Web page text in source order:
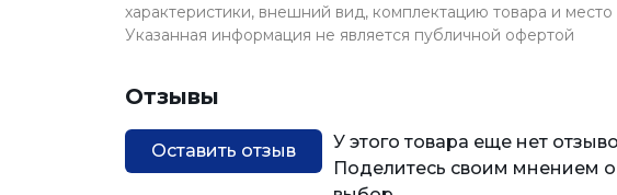
характеристики, внешний вид, комплектацию товара и место
Указанная информация не является публичной офертой
Отзывы
Оставить отзыв
У этого товара еще нет
Поделитесь своим мнением о